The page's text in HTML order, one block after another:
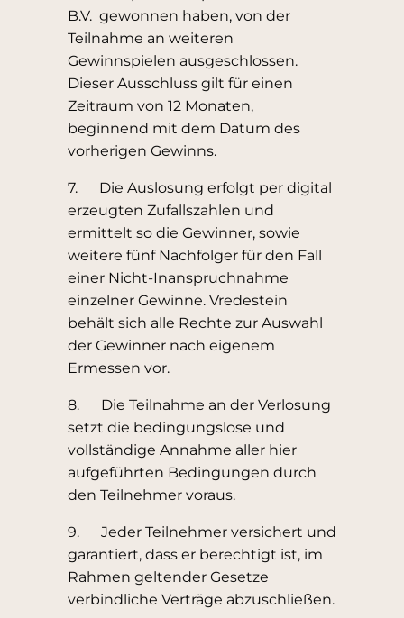
B.V. gewonnen haben, von der
Teilnahme an weiteren
Gewinnspielen ausgeschlossen.
Dieser Ausschluss gilt für einen
Zeitraum von 12 Monaten,
beginnend mit dem Datum des
vorherigen Gewinns.
7. Die Auslosung erfolgt per digital
erzeugten Zufallszahlen und
ermittelt so die Gewinner, sowie
weitere fünf Nachfolger für den Fall
einer Nicht-Inanspruchnahme
einzelner Gewinne. Vredestein
behält sich alle Rechte zur Auswahl
der Gewinner nach eigenem
Ermessen vor.
8. Die Teilnahme an der Verlosung
setzt die bedingungslose und
vollständige Annahme aller hier
aufgeführten Bedingungen durch
den Teilnehmer voraus.
9. Jeder Teilnehmer versichert und
garantiert, dass er berechtigt ist, im
Rahmen geltender Gesetze
verbindliche Verträge abzuschließen.